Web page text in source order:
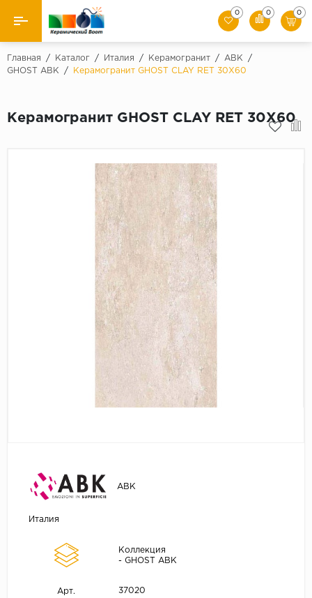
Назад
Керамическая плитка
Искусственный камень
0 0 0
Главная / Каталог / Италия / Керамогранит / ABK
/
GHOST ABK
/ Керамогранит GHOST CLAY RET 30X60
Керамогранит GHOST CLAY RET 30X60
ABK
Италия
Коллекция
- GHOST ABK
Арт. 37020